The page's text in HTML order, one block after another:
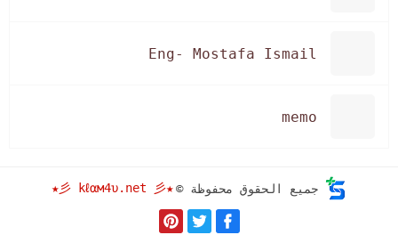
Eng- Mostafa Ismail
memo
جميع الحقوق محفوظة ©★彡 kℓαм4υ.net 彡★